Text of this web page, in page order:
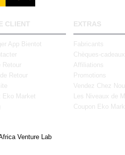
CLIENT
App Bientot
Retour
Retour
Eko Market
EXTRAS
Fabricants
Chèques-cadeaux
Affiliations
Promotions
Vendez Chez
Les Niveaux de
Coupon Eko
Venture Lab